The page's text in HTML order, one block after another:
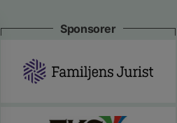
Sponsorer